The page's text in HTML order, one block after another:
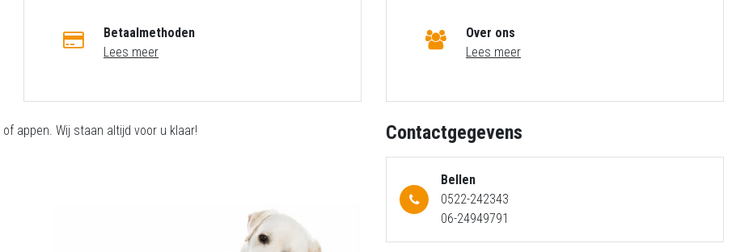
Betaalmethoden
Lees meer
Over ons
Lees meer
appen. Wij staan altijd voor u klaar! Contactgegevens
Bellen
0522-242343
06-24949791